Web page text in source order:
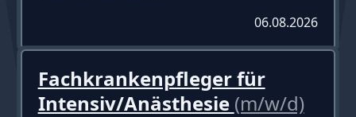
06.08.2026
Fachkrankenpfleger für
Intensiv/Anästhesie (m/w/d)